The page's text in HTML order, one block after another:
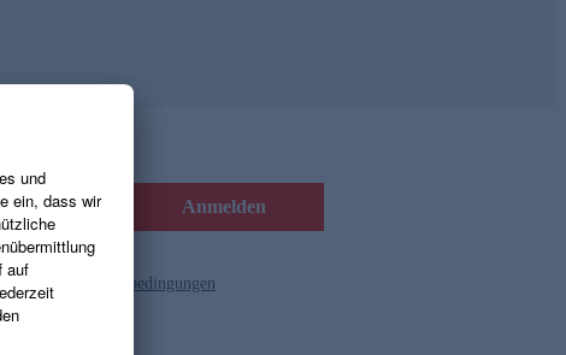
Anmelden
und die Gutscheinbedingungen